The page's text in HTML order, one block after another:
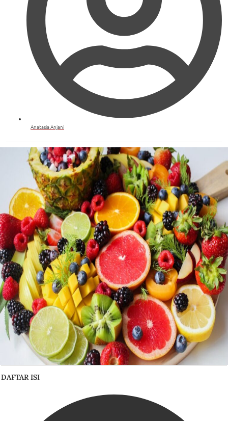
Anatasia Anjani
DAFTAR ISI